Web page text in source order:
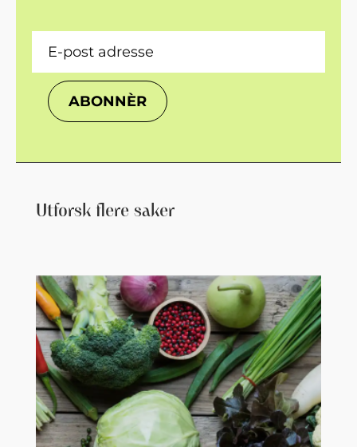
ABONNÈR
Utforsk flere saker